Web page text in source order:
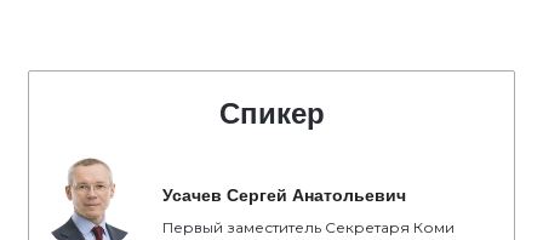
Спикер
Усачев Сергей Анатольевич
Первый заместитель Секретаря Коми